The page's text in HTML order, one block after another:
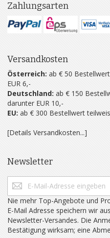
Zahlungsarten
Versandkosten
Österreich: ab € 50
EUR 6,-
Deutschland: ab € 150
darunter EUR 10,-
EU: ab € 300 Bestellwert
[Details Versandkosten...]
Newsletter
Nie mehr Top-Angebote und
E-Mail Adresse speichern wir
Newsletter-Versandes. Die
Bestätigung wirksam; eine